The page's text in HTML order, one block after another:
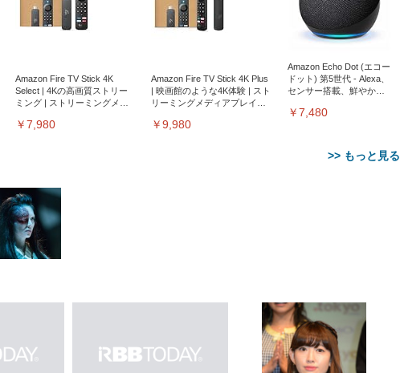
Amazon Fire TV Stick 4K
Select | 4Kの高画質ストリー
ミング | ストリーミングメデ
￥7,980
Amazon Fire TV Stick 4K Plus
| 映画館のような4K体験 | スト
リーミングメディアプレイヤ
￥9,980
Amazon Echo Dot (エコー
ドット) 第5世代 - Alexa、
センサー搭載、鮮やかな
￥7,480
>> もっと見る
度ロッキング機能 人間工学 椅
子 腰サポート 90度跳ね上げ
￥7,680
チェア 強化バックレスト 30度
ロッキング機能 人間工学 椅子
腰サポート 90度跳ね上げ式ア
￥7,680
ANDWINT オフィスチェ
ア デスクチェア 肘なし メ
ッシュ 通気性 ランバーサ
ポート付き 腰サポート ガ
ス圧無段階昇降 360度回
転 キャスター付き コンパ
￥4,139
【純正品】27"ゲーミングモ
￥49,979
【整備済み品】Dell
沢 HDMI/DisplayPort/VGA
スピーカー内蔵 高さ調整 ス
￥15,800
【MiniLED/24.5inch/280Hz/FHD】
GRAPHT THE SHOOTER
Gaming Monitor 24” Essential ゲ
ーミングモニター QD 24.5インチ
1ms FHD 量子ドット 残像低減 (3
年保証 | 輝点保証 | 日本メーカー)
￥34,980
￥1,800
Smart Basic アイリスオーヤマ
ペットシーツ 超厚型 お徳用
ワイド 100枚入 (x 1) (ケース
￥3,670
アイリスオーヤマ ペット
シーツ 超厚型 お徳用 レギ
ュラー 200枚入
【Amazon.co.jp限定】
￥3,731